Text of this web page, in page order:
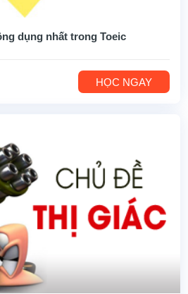
dụng nhất trong Toeic
HỌC NGAY